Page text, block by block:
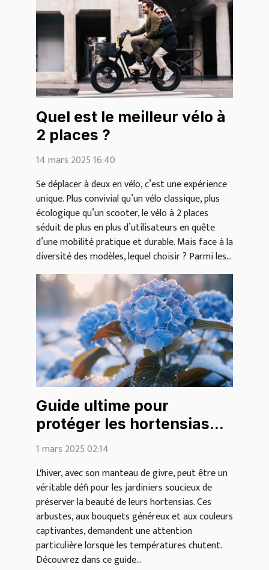
Quel est le meilleur vélo à
2 places ?
14 mars 2025 16:40
Se déplacer à deux en vélo, c’est une expérience
unique. Plus convivial qu’un vélo classique, plus
écologique qu’un scooter, le vélo à 2 places
séduit de plus en plus d’utilisateurs en quête
d’une mobilité pratique et durable. Mais face à la
diversité des modèles, lequel choisir ? Parmi les...
Guide ultime pour
protéger les hortensias
des gelées hivernales
1 mars 2025 02:14
L'hiver, avec son manteau de givre, peut être un
véritable défi pour les jardiniers soucieux de
préserver la beauté de leurs hortensias. Ces
arbustes, aux bouquets généreux et aux couleurs
captivantes, demandent une attention
particulière lorsque les températures chutent.
Découvrez dans ce guide...